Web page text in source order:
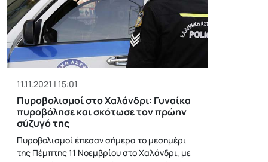
11.11.2021 | 15:01
Πυροβολισμοί στο Χαλάνδρι: Γυναίκα
πυροβόλησε και σκότωσε τον πρώην
σύζυγό της
Πυροβολισμοί έπεσαν σήμερα το μεσημέρι
της Πέμπτης 11 Νοεμβρίου στο Χαλάνδρι, με